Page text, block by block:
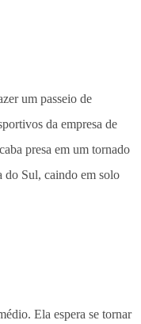
um passeio de
da empresa de
presa em um tornado
do Sul, caindo em solo
Ela espera se tornar